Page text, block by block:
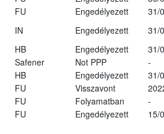
FU Engedélyezett
31/
IN Engedélyezett
31/
HB Engedélyezett
31/
Safener Not PPP
-
HB Engedélyezett
31/
FU Visszavont
FU Folyamatban
-
FU Engedélyezett
15/